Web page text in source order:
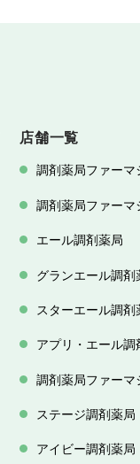
店舗一覧
調剤薬局ファーマ
調剤薬局ファーマ
エール調剤薬局
グランエール調剤
スターエール調剤
アプリ・エール調
調剤薬局ファーマ
ステージ調剤薬局
アイビー調剤薬局